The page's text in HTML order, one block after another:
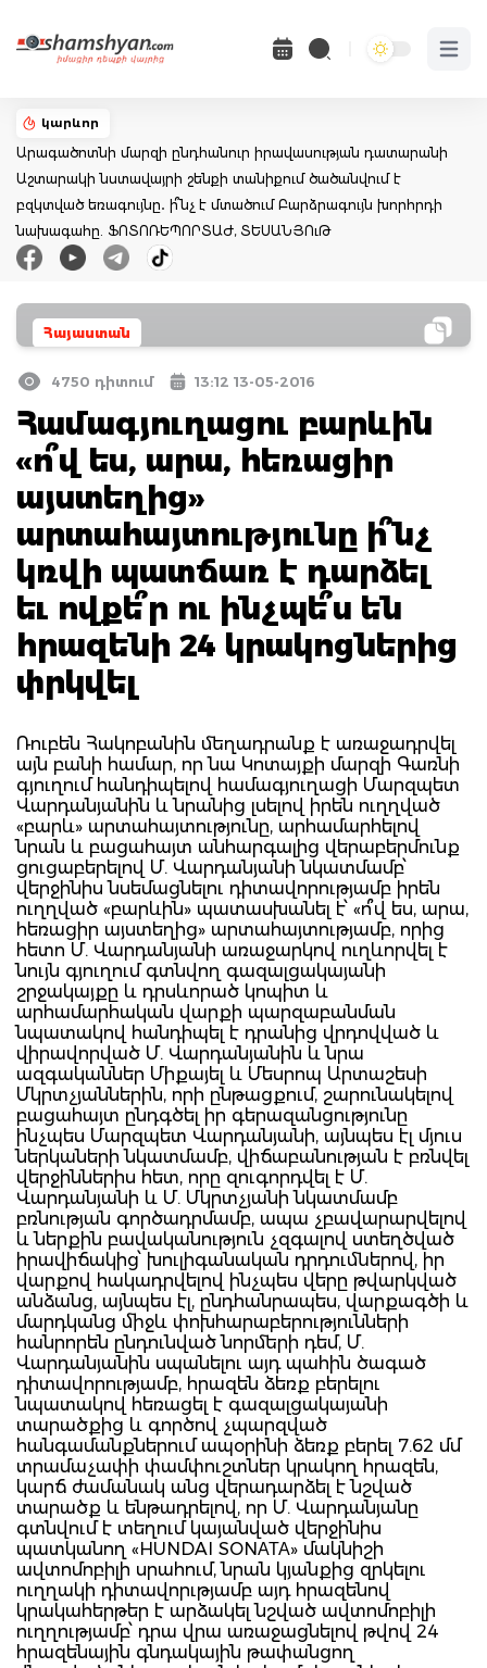
Open
կարևոր
Արագածոտնի մարզի ընդհանուր իրավասության դատարանի
Աշտարակի նստավայրի շենքի տանիքում ծածանվում է
բզկտված եռագույնը․ ի՞նչ է մտածում Բարձրագույն խորհրդի
նախագահը. ՖՈՏՈՌԵՊՈՐՏԱԺ, ՏԵՍԱՆՅՈւԹ
Հայաստան
4750 դիտում 13:12 13-05-2016
Համագյուղացու բարևին
«ո՞վ ես, արա, հեռացիր
այստեղից»
արտահայտությունը ի՞նչ
կռվի պատճառ է դարձել
եւ ովքե՞ր ու ինչպե՞ս են
հրազենի 24 կրակոցներից
փրկվել
Ռուբեն Հակոբանին մեղադրանք է առաջադրվել
այն բանի համար, որ նա Կոտայքի մարզի Գառնի
գյուղում հանդիպելով համագյուղացի Մարզպետ
Վարդանյանին և նրանից լսելով իրեն ուղղված
«բարև» արտահայտությունը, արհամարհելով
նրան և բացահայտ անհարգալից վերաբերմունք
ցուցաբերելով Մ. Վարդանյանի նկատմամբ՝
վերջինիս նսեմացնելու դիտավորությամբ իրեն
ուղղված «բարևին» պատասխանել է՝ «ո՞վ ես, արա,
հեռացիր այստեղից» արտահայտությամբ, որից
հետո Մ. Վարդանյանի առաջարկով ուղևորվել է
նույն գյուղում գտնվող գազալցակայանի
շրջակայքը և դրսևորած կոպիտ և
արհամարհական վարքի պարզաբանման
նպատակով հանդիպել է դրանից վրդովված և
վիրավորված Մ. Վարդանյանին և նրա
ազգականներ Միքայել և Մեսրոպ Արտաշեսի
Մկրտչյաններին, որի ընթացքում, շարունակելով
բացահայտ ընդգծել իր գերազանցությունը
ինչպես Մարզպետ Վարդանյանի, այնպես էլ մյուս
ներկաների նկատմամբ, վիճաբանության է բռնվել
վերջիններիս հետ, որը զուգորդվել է Մ.
Վարդանյանի և Մ. Մկրտչյանի նկատմամբ
բռնության գործադրմամբ, ապա չբավարարվելով
և ներքին բավականություն չզգալով ստեղծված
իրավիճակից՝ խուլիգանական դրդումներով, իր
վարքով հակադրվելով ինչպես վերը թվարկված
անձանց, այնպես էլ, ընդհանրապես, վարքագծի և
մարդկանց միջև փոխհարաբերությունների
հանրորեն ընդունված նորմերի դեմ, Մ.
Վարդանյանին սպանելու այդ պահին ծագած
դիտավորությամբ, հրազեն ձեռք բերելու
նպատակով հեռացել է գազալցակայանի
տարածքից և գործով չպարզված
հանգամանքներում ապօրինի ձեռք բերել 7.62 մմ
տրամաչափի փամփուշտներ կրակող հրազեն,
կարճ ժամանակ անց վերադարձել է նշված
տարածք և ենթադրելով, որ Մ. Վարդանյանը
գտնվում է տեղում կայանված վերջինիս
պատկանող «HUNDAI SONАТА» մակնիշի
ավտոմոբիլի սրահում, նրան կյանքից զրկելու
ուղղակի դիտավորւթյամբ այդ հրազենով
կրակահերթեր է արձակել նշված ավտոմոբիլի
ուղղությամբ՝ դրա վրա առաջացնելով թվով 24
հրազենային գնդակային թափանցող